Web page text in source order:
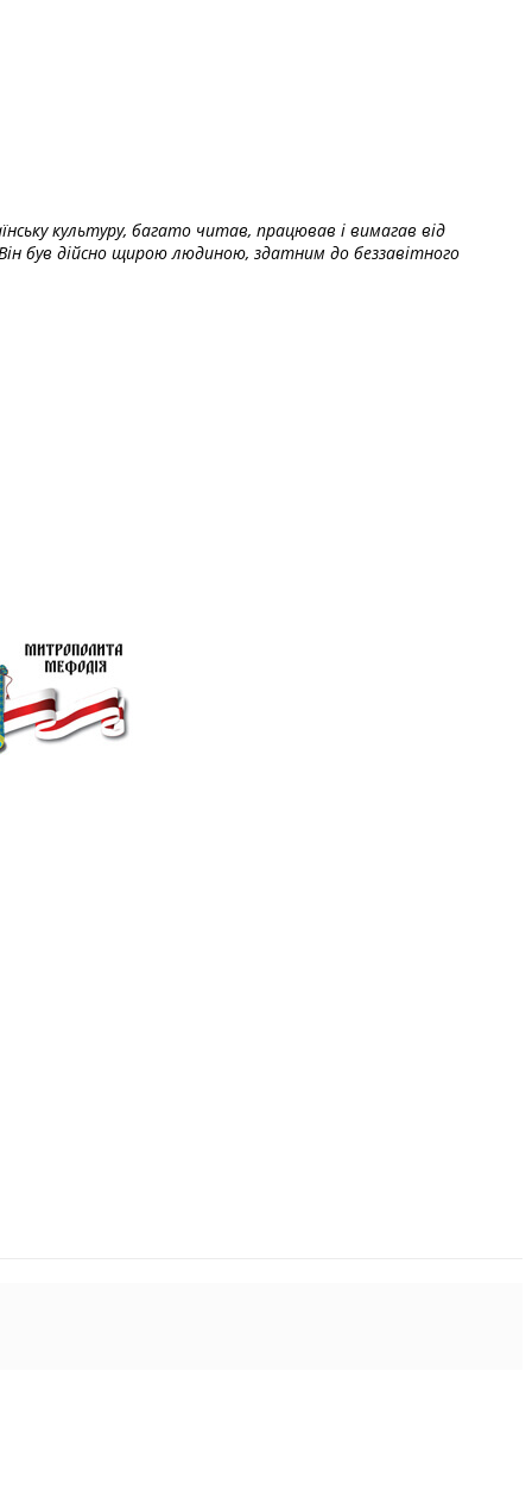
культуру, багато читав, працював і вимагав від
був дійсно щирою людиною, здатним до беззавітного